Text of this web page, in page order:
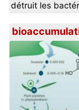
détruit les